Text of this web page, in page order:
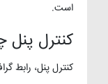
است.
کنترل پنل
کنترل پنل، رابط